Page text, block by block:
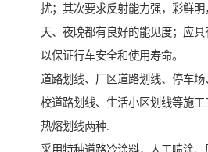
扰；其次要求反射能力强，彩鲜
天、夜晚都有良好的能见度；应具
以保证行车安全和使用寿命。
道路划线、厂区道路划线、停车
校道路划线、生活小区划线等施
热熔划线两种.